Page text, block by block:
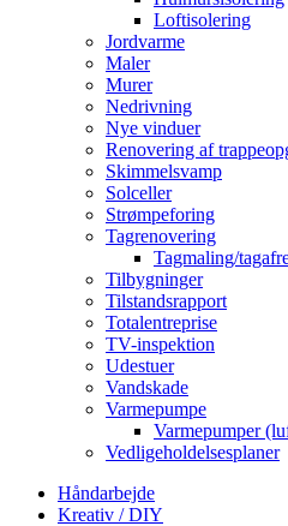
Loftisolering
Jordvarme
Maler
Murer
Nedrivning
Nye vinduer
Renovering af
Skimmelsvamp
Solceller
Strømpeforing
Tagrenovering
Tagmaling/
Tilbygninger
Tilstandsrapport
Totalentreprise
TV-inspektion
Udestuer
Vandskade
Varmepumpe
Varmepumper
Vedligeholdelsesplaner
Håndarbejde
Kreativ / DIY